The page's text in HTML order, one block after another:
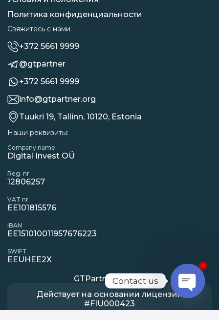
Политика конфиденциальности
Свяжитесь с нами:
+372 5661 9999
@gtpartner
+372 5661 9999
info@gtpartner.org
Tuukri 19, Tallinn, 10120, Estonia
Наши реквизиты:
Company name
Digital Invest OÜ
Reg. nr
12806257
VAT nr.
EE101815576
IBAN
EE151010011957676223
SWIFT
EEUHEE2X
GTPartner © 2026
Действует на основании лицензии
#FIU000423
Contact us
chaty
1